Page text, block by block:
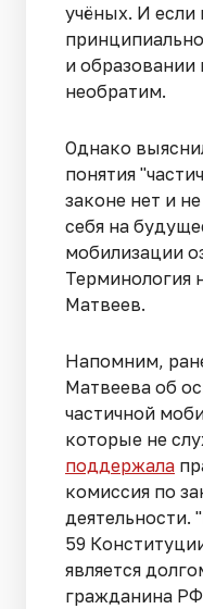
учёных. И если
и образовании
необратим.
Однако
понятия
законе нет и
себя на
мобилизации
Терминология
Матвеев.
Напомним,
Матвеева об
частичной
которые не
поддержала
комиссия по
деятельности.
59
является
гражданина